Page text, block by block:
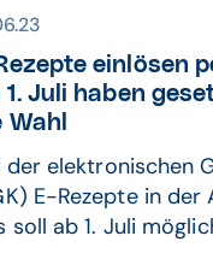
einlösen
1. Juli haben
Wahl
der elektronischen
E-Rezepte in der
soll ab 1. Juli